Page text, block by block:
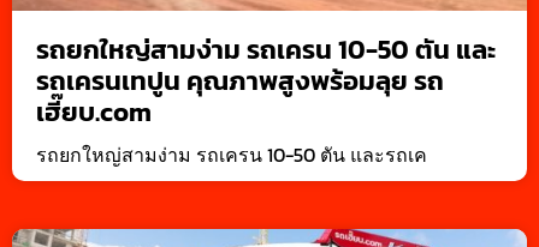
รถยกใหญ่สามง่าม รถเครน 10-50 ตัน และ
รถเครนเทปูน คุณภาพสูงพร้อมลุย รถ
เฮี๊ยบ.com
รถยกใหญ่สามง่าม รถเครน 10-50 ตัน และรถเค